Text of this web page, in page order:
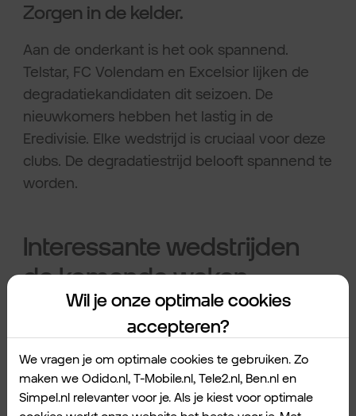
Zorgen in de kelder.
Aan de onderkant is het ook spannend.
Telstar, FC Volendam en Excelsior lijken de
degradatiekandidaten dit seizoen. De
nieuwkomers hebben het lastig in de
Eredivisie. Elke wedstrijd is cruciaal voor deze
clubs. De degradatiestrijd belooft spannend te
worden.
Interessante wedstrijden
de komende weken.
Ook de komende weken zijn er weer veel
mooie wedstrijden in de Eredivisie te zien. Dit
zijn de interessantste.
NEC – FC Utrecht.
Wil je onze optimale cookies
accepteren?
We vragen je om optimale cookies te gebruiken. Zo
maken we Odido.nl, T-Mobile.nl, Tele2.nl, Ben.nl en
Simpel.nl relevanter voor je. Als je kiest voor optimale